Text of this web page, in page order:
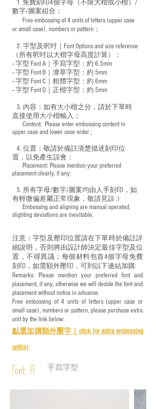
1. 免費刻印4個字母（不限大楷或小楷）/
數字/圖案組合；
Free embossing of 4 units of letters (upper case
or small case), numbers or pattern；
2. 字型及呎吋｜ Font Options and size reference
（所有呎吋以大楷字母高度計算）：
-- 字型 Font A｜手寫字型：約 6.5mm
-- 字型 Font B｜潦草字型： 約 5mm
-- 字型 Font C｜粗體字型：約 6mm
-- 字型 Font D｜正楷字型： 約 5mm
3. 內容：如有大小楷之分，請於下單時
直接使用大小楷輸入；
​ Content: Please enter embossing content in
upper case and lower case order ;
4. 位置：敬請於備註清楚描述刻印位
置，以免產生誤會；
​ Placement: Please mention your preferred
placement clearly, if any;
5. 所有字母/數字/圖案均由人手刻印，如
有輕微偏差屬正常現象，敬請見諒 :)
​ Embossing and aligning are manual operated,
slighting deviations are inevitable.
注意：字型及壓印位置請在下單時於備註詳
細說明，否則將由設計師決定最佳字型及位
置，不得異議；每個材料包首4個字母免費
刻印，如需額外壓印，可到以下連結加購:
Remarks: Please mention your preferred font and
placement, if any; otherwise we will decide the font and
placement without notice in advance.
Free embossing of 4 units of letters (upper case or
small case), numbers or pattern, please purchase extra
unit by the link below:
點選加購額外壓字｜ click for extra embossing
unit(s)
Font A 手寫字型